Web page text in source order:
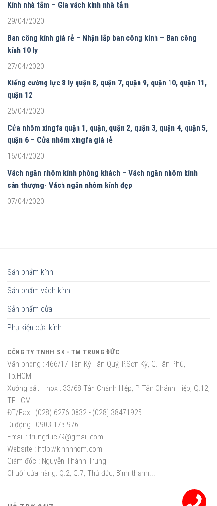
Kính nhà tắm – Gía vách kính nhà tắm
29/04/2020
Ban công kính giá rẻ – Nhận lắp ban công kính – Ban công
kính 10 ly
27/04/2020
Kiếng cường lực 8 ly quận 8, quận 7, quận 9, quận 10, quận 11,
quận 12
25/04/2020
Cửa nhôm xingfa quận 1, quận, quận 2, quận 3, quận 4, quận 5,
quận 6 – Cửa nhôm xingfa giá rẻ
16/04/2020
Vách ngăn nhôm kính phòng khách – Vách ngăn nhôm kính
sân thượng- Vách ngăn nhôm kính đẹp
07/04/2020
Sản phẩm kính
Sản phẩm vách kính
Sản phẩm cửa
Phụ kiện cửa kính
CÔNG TY TNHH SX - TM TRUNG ĐỨC
Văn phòng : 466/17 Tân Kỳ Tân Quý, P.Sơn Kỳ, Q.Tân Phú,
Tp.HCM
Xưởng sắt - inox : 33/68 Tân Chánh Hiệp, P. Tân Chánh Hiệp, Q.12,
TP.HCM
ĐT/Fax : (028).6276.0832 - (028).38471925
Di động : 0903.178.976
Email : trungduc79@gmail.com
Website : http://kinhnhom.com
Giám đốc : Nguyễn Thành Trung
Chuỗi cửa hàng: Q.2, Q.7, Thủ đức, Bình thạnh...